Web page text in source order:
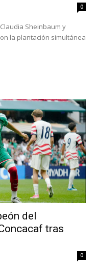
0
Sheinbaum y
la plantación simultánea
del
tras
0